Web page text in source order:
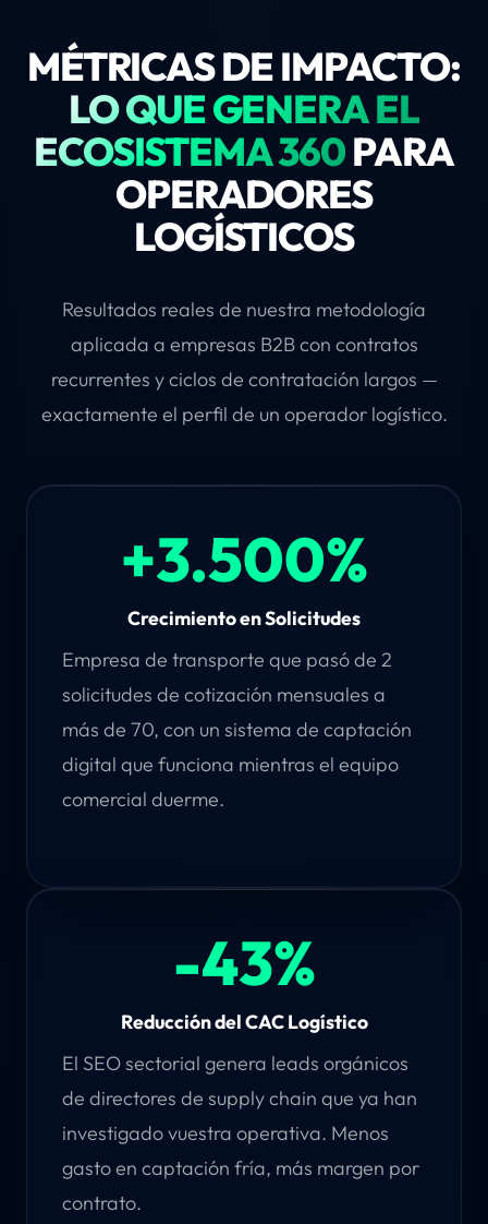
MÉTRICAS DE IMPACTO:
LO QUE GENERA EL
ECOSISTEMA 360PARA
OPERADORES
LOGÍSTICOS
Resultados reales de nuestra metodología
aplicada a empresas B2B con contratos
recurrentes y ciclos de contratación largos —
exactamente el perfil de un operador logístico.
+3.500%
Crecimiento en Solicitudes
Empresa de transporte que pasó de 2
solicitudes de cotización mensuales a
más de 70, con un sistema de captación
digital que funciona mientras el equipo
comercial duerme.
-43%
Reducción del CAC Logístico
El SEO sectorial genera leads orgánicos
de directores de supply chain que ya han
investigado vuestra operativa. Menos
gasto en captación fría, más margen por
contrato.